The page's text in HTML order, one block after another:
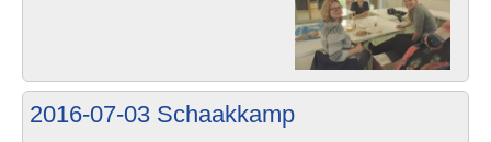
2016-07-03 Schaakkamp